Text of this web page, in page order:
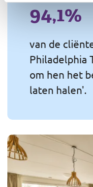
94,1%
van de
Philadelphia
om hen het
laten halen'.